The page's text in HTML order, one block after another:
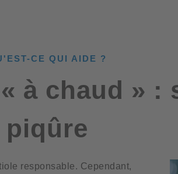
CE QUI AIDE ?
à chaud » :
piqûre
responsable. Cependant,